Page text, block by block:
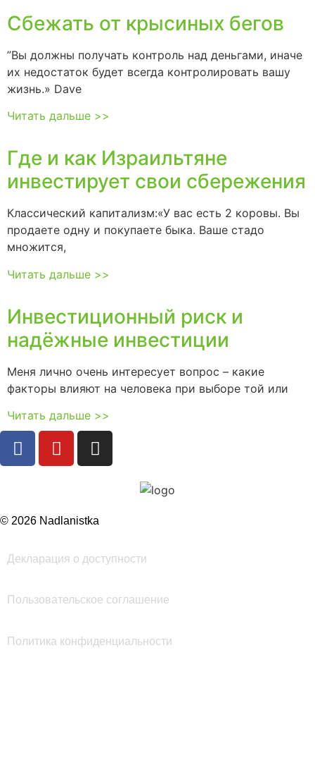
Сбежать от крысиных бегов
”Вы должны получать контроль над деньгами, иначе
их недостаток будет всегда контролировать вашу
жизнь.» Dave
Читать дальше >>
Где и как Израильтяне
инвестирует свои сбережения
Классический капитализм:«У вас есть 2 коровы. Вы
продаете одну и покупаете быка. Ваше стадо
множится,
Читать дальше >>
Инвестиционный риск и
надёжные инвестиции
Меня лично очень интересует вопрос – какие
факторы влияют на человека при выборе той или
Читать дальше >>
© 2026 Nadlanistka
Декларация о доступности
Пользовательское соглашение
Политика конфиденциальности